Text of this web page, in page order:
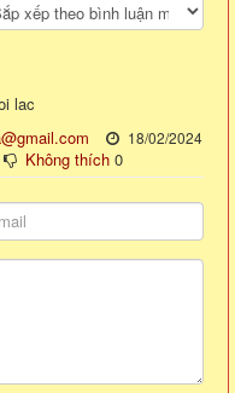
lac
18/02/2024
Không thích 0